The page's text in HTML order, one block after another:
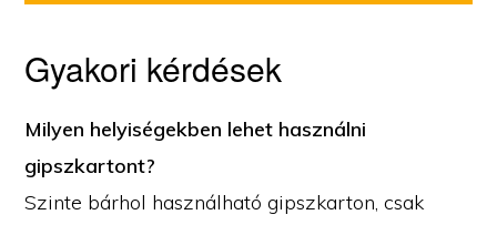
Gyakori kérdések
Milyen helyiségekben lehet használni
gipszkartont?
Szinte bárhol használható gipszkarton, csak